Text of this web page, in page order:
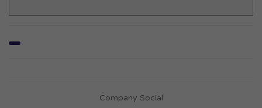
Company Social